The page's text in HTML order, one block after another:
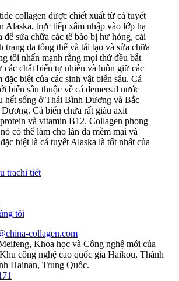
collagen được chiết xuất từ ​​cá tuyết
Alaska, trực tiếp xâm nhập vào lớp hạ
để sửa chữa các tế bào bị hư hỏng, cải
trạng da tổng thể và tái tạo và sửa chữa
tôi nhấn mạnh rằng mọi thứ đều bắt
các chất biển tự nhiên và luôn giữ các
đặc biệt của các sinh vật biển sâu. Cá
biển sâu thuộc về cá demersal nước
hết sống ở Thái Bình Dương và Bắc
Cá biển chứa rất giàu axit
và vitamin B12. Collagen phong
có thể làm cho làn da mềm mại và
biệt là cá tuyết Alaska là tốt nhất của
trachi tiết
tôi
collagen.com
Khoa học và Công nghệ mới của
công nghệ cao quốc gia Haikou, Thành
Hainan, Trung Quốc.